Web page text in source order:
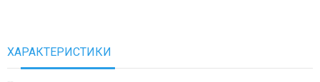
ХАРАКТЕРИСТИКИ